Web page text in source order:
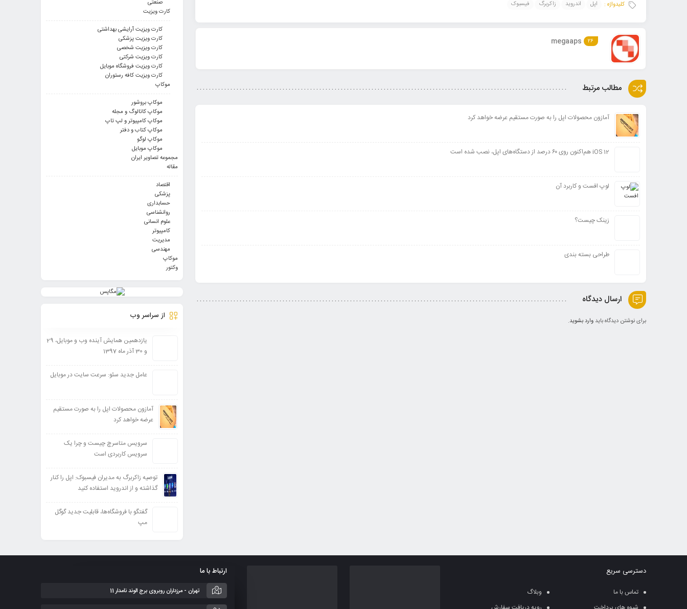
کلیدواژه : اپل اندروید زاکربرگ فیسبوک
megaaps 26
مطالب مرتبط
آمازون محصولات اپل را به صورت مستقیم عرضه خواهد کرد
iOS 12 هم‌اکنون روی ۶۰ درصد از دستگاه‌های اپل، نصب شده است
لوپ افست و کاربرد آن
زینک چیست؟
طراحی بسته بندی
ارسال دیدگاه
برای نوشتن دیدگاه باید وارد بشوید.
صنعتی
کارت ویزیت
کارت ویزیت آرایشی بهداشتی
کارت ویزیت پزشکی
کارت ویزیت شخصی
کارت ویزیت شرکتی
کارت ویزیت فروشگاه موبایل
کارت ویزیت کافه رستوران
موکاپ
موکاپ بروشور
موکاپ کاتالوگ و مجله
موکاپ کامپیوتر و لپ تاپ
موکاپ کتاب و دفتر
موکاپ لوگو
موکاپ موبایل
مجموعه تصاویر ایران
مقاله
اقتصاد
پزشکی
حسابداری
روانشناسی
علوم انسانی
کامپیوتر
مدیریت
مهندسی
موکاپ
وکتور
از سراسر وب
یازدهمین همایش آینده وب و موبایل، 29
و 30 آذر ماه 1397
عامل جدید سئو: سرعت سایت در موبایل
آمازون محصولات اپل را به صورت مستقیم
عرضه خواهد کرد
سرویس متاسرچ چیست و چرا یک
سرویس کاربردی است
توصیه زاکربرگ به مدیران فیسبوک: اپل را کنار
گذاشته و از اندروید استفاده کنید
گفتگو با فروشگاه‌ها، قابلیت جدید گوگل
مپ
دسترسی سریع
تماس با ما
وبلاگ
ارتباط با ما
تهران - مرزداران روبروی برج الوند نامدار 11